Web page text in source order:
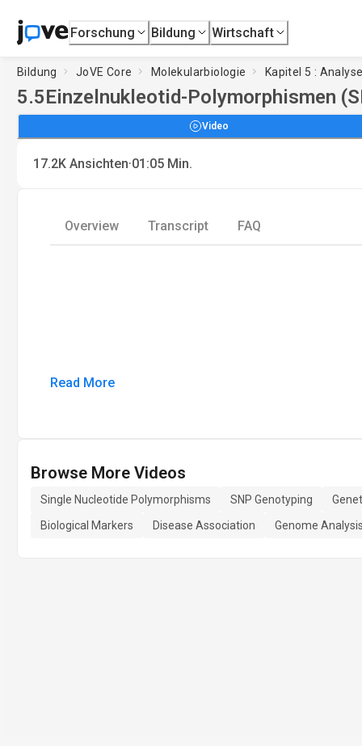
Forschung Bildung Wirtschaft
Bildung JoVE Core Molekularbiologie Kapitel 5 :
5.5Einzelnukleotid-Polymorphismen
Video
17.2K Ansichten·01:05 Min.
Overview Transcript FAQ
Read More
Browse More Videos
Single Nucleotide Polymorphisms SNP Genotyping
Biological Markers
Disease Association Genome